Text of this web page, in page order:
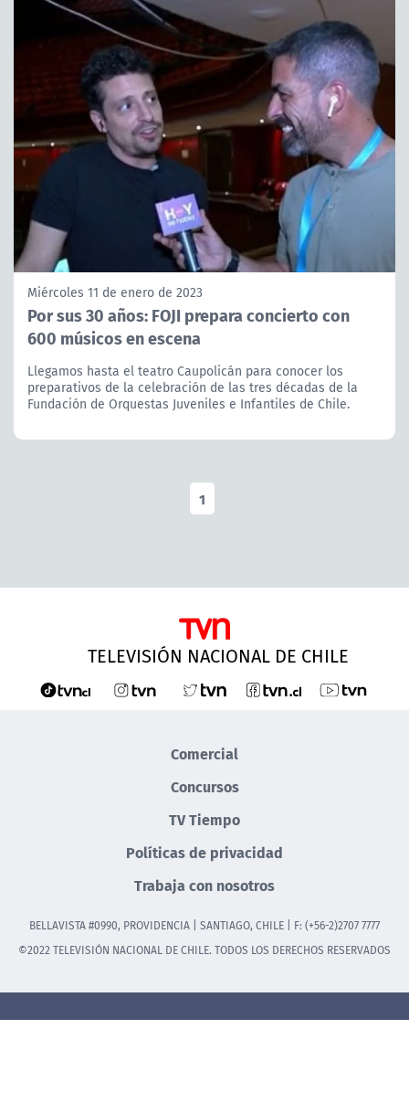
Miércoles 11 de enero de 2023
Por sus 30 años: FOJI prepara concierto con
600 músicos en escena
Llegamos hasta el teatro Caupolicán para conocer los
preparativos de la celebración de las tres décadas de la
Fundación de Orquestas Juveniles e Infantiles de Chile.
1
TELEVISIÓN NACIONAL DE CHILE
Comercial
Concursos
TV Tiempo
Políticas de privacidad
Trabaja con nosotros
BELLAVISTA #0990, PROVIDENCIA | SANTIAGO, CHILE | F: (+56-2)2707 7777
©2022 TELEVISIÓN NACIONAL DE CHILE. TODOS LOS DERECHOS RESERVADOS